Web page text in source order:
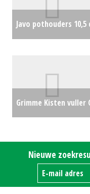
Javo pothouders 10,5
Grimme Kisten vuller
Nieuwe